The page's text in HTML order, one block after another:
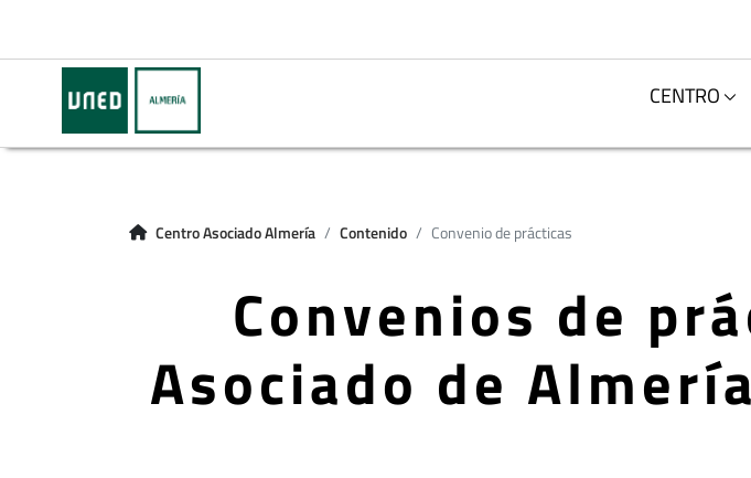
CENTRO
Centro Asociado Almería Contenido Convenio de prácticas
Convenios de
Asociado de